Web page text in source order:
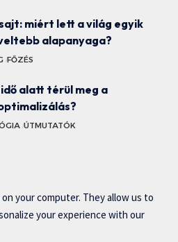
miért lett a világ egyik
alapanyaga?
FŐZÉS
alatt térül meg a
ÚTMUTATÓK
your computer. They allow us to
your experience with our